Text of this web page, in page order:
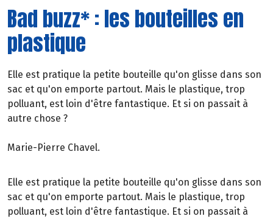
Bad buzz* : les bouteilles en
plastique
Elle est pratique la petite bouteille qu'on glisse dans son
sac et qu'on emporte partout. Mais le plastique, trop
polluant, est loin d'être fantastique. Et si on passait à
autre chose ?
Marie-Pierre Chavel.
Elle est pratique la petite bouteille qu'on glisse dans son
sac et qu'on emporte partout. Mais le plastique, trop
polluant, est loin d'être fantastique. Et si on passait à